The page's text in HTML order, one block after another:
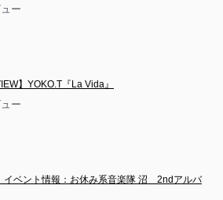
ー
】YOKO.T『La Vida』
ー
イベント情報：お休み系音楽隊 沼　2ndアルバ